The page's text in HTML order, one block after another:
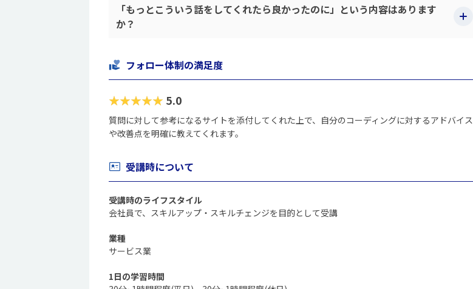
「もっとこういう話をしてくれたら良かったのに」という内容はあります
か？
フォロー体制の満足度
★★★★★ 5.0
質問に対して参考になるサイトを添付してくれた上で、自分のコーディングに対するアドバイス
や改善点を明確に教えてくれます。
受講時について
受講時のライフスタイル
会社員で、スキルアップ・スキルチェンジを目的として受講
業種
サービス業
1日の学習時間